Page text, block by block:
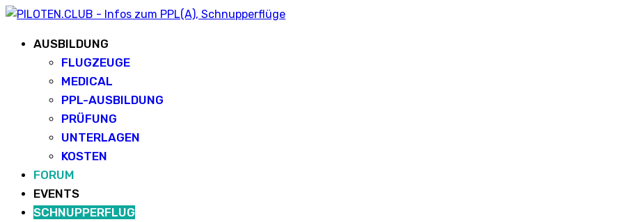
AUSBILDUNG
FLUGZEUGE
MEDICAL
PPL-AUSBILDUNG
PRÜFUNG
UNTERLAGEN
KOSTEN
FORUM
EVENTS
SCHNUPPERFLUG